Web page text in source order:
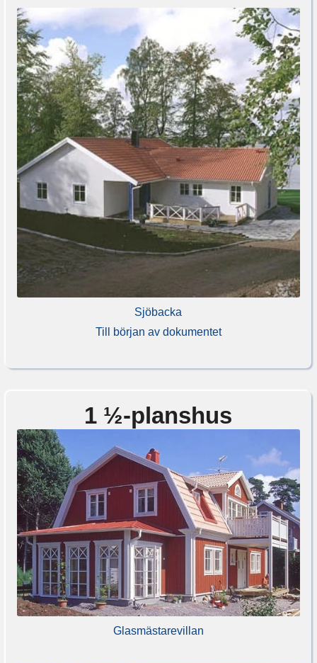
Sjöbacka
Till början av dokumentet
1 ½-planshus
Glasmästarevillan